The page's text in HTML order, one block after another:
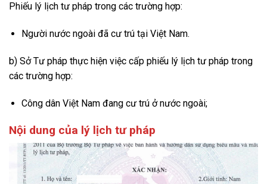
Phiếu lý lịch tư pháp trong các trường hợp:
Người nước ngoài đã cư trú tại Việt Nam.
b) Sở Tư pháp thực hiện việc cấp phiếu lý lịch tư pháp trong
các trường hợp:
Công dân Việt Nam đang cư trú ở nước ngoài;
Nội dung của lý lịch tư pháp